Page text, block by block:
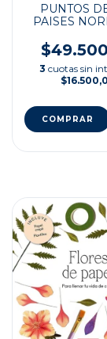
PUNTOS
PAISES
3 cuotas sin